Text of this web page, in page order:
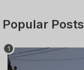
Popular Posts